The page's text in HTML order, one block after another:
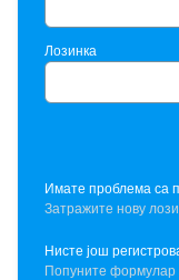
Лозинка
Имате проблема са
Затражите нову
Нисте још
Попуните формулар